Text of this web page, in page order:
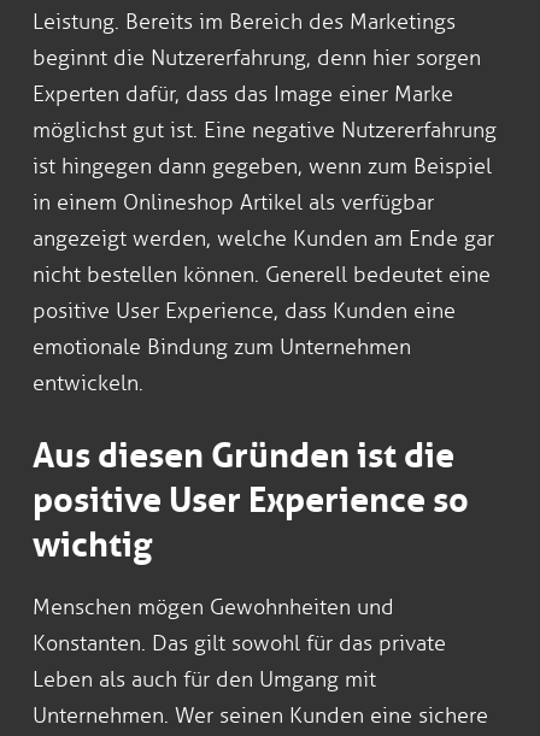
Leistung. Bereits im Bereich des Marketings
beginnt die Nutzererfahrung, denn hier sorgen
Experten dafür, dass das Image einer Marke
möglichst gut ist. Eine negative Nutzererfahrung
ist hingegen dann gegeben, wenn zum Beispiel
in einem Onlineshop Artikel als verfügbar
angezeigt werden, welche Kunden am Ende gar
nicht bestellen können. Generell bedeutet eine
positive User Experience, dass Kunden eine
emotionale Bindung zum Unternehmen
entwickeln.
Aus diesen Gründen ist die
positive User Experience so
wichtig
Menschen mögen Gewohnheiten und
Konstanten. Das gilt sowohl für das private
Leben als auch für den Umgang mit
Unternehmen. Wer seinen Kunden eine sichere